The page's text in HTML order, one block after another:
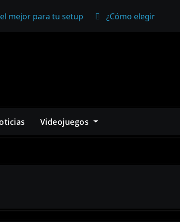
mejor para tu setup ¿Cómo elegir un
Videojuegos